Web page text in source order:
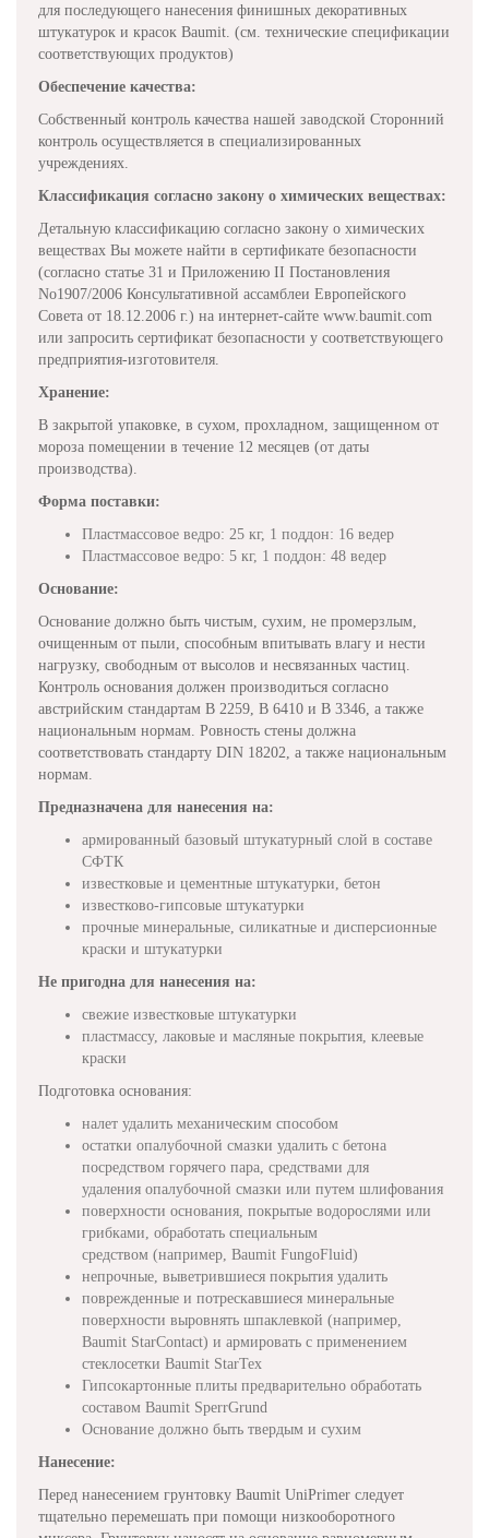
для последующего нанесения финишных декоративных
штукатурок и красок Baumit. (см. технические спецификации
соответствующих продуктов)
Обеспечение качества:
Собственный контроль качества нашей заводской Сторонний
контроль осуществляется в специализированных
учреждениях.
Классификация согласно закону о химических веществах:
Детальную классификацию согласно закону о химических
веществах Вы можете найти в сертификате безопасности
(согласно статье 31 и Приложению II Постановления
No1907/2006 Консультативной ассамблеи Европейского
Совета от 18.12.2006 г.) на интернет-сайте www.baumit.com
или запросить сертификат безопасности у соответствующего
предприятия-изготовителя.
Хранение:
В закрытой упаковке, в сухом, прохладном, защищенном от
мороза помещении в течение 12 месяцев (от даты
производства).
Форма поставки:
Пластмассовое ведро: 25 кг, 1 поддон: 16 ведер
Пластмассовое ведро: 5 кг, 1 поддон: 48 ведер
Основание:
Основание должно быть чистым, сухим, не промерзлым,
очищенным от пыли, способным впитывать влагу и нести
нагрузку, свободным от высолов и несвязанных частиц.
Контроль основания должен производиться согласно
австрийским стандартам B 2259, B 6410 и B 3346, а также
национальным нормам. Ровность стены должна
соответствовать стандарту DIN 18202, а также национальным
нормам.
Предназначена для нанесения на:
армированный базовый штукатурный слой в составе
СФТК
известковые и цементные штукатурки, бетон
известково-гипсовые штукатурки
прочные минеральные, силикатные и дисперсионные
краски и штукатурки
Не пригодна для нанесения на:
свежие известковые штукатурки
пластмассу, лаковые и масляные покрытия, клеевые
краски
Подготовка основания:
налет удалить механическим способом
остатки опалубочной смазки удалить с бетона
посредством горячего пара, средствами для
удаления опалубочной смазки или путем шлифования
поверхности основания, покрытые водорослями или
грибками, обработать специальным
средством (например, Baumit FungoFluid)
непрочные, выветрившиеся покрытия удалить
поврежденные и потрескавшиеся минеральные
поверхности выровнять шпаклевкой (например,
Baumit StarContact) и армировать с применением
стеклосетки Baumit StarTex
Гипсокартонные плиты предварительно обработать
составом Baumit SperrGrund
Основание должно быть твердым и сухим
Нанесение:
Перед нанесением грунтовку Baumit UniPrimer следует
тщательно перемешать при помощи низкооборотного